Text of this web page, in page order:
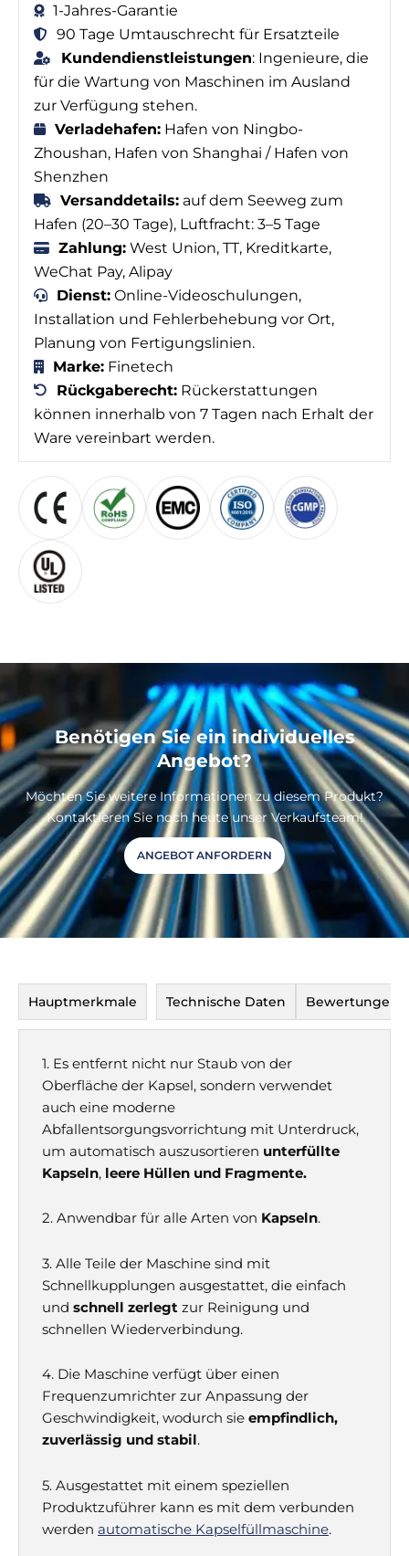
1-Jahres-Garantie
90 Tage Umtauschrecht für Ersatzteile
Kundendienstleistungen: Ingenieure, die
für die Wartung von Maschinen im Ausland
zur Verfügung stehen.
Verladehafen: Hafen von Ningbo-
Zhoushan, Hafen von Shanghai / Hafen von
Shenzhen
Versanddetails: auf dem Seeweg zum
Hafen (20–30 Tage), Luftfracht: 3–5 Tage
Zahlung: West Union, TT, Kreditkarte,
WeChat Pay, Alipay
Dienst: Online-Videoschulungen,
Installation und Fehlerbehebung vor Ort,
Planung von Fertigungslinien.
Marke: Finetech
Rückgaberecht: Rückerstattungen
können innerhalb von 7 Tagen nach Erhalt der
Ware vereinbart werden.
Benötigen Sie ein individuelles
Angebot?
Möchten Sie weitere Informationen zu diesem Produkt?
Kontaktieren Sie noch heute unser Verkaufsteam!
ANGEBOT ANFORDERN
Hauptmerkmale Technische Daten Bewertungen
1. Es entfernt nicht nur Staub von der
Oberfläche der Kapsel, sondern verwendet
auch eine moderne
Abfallentsorgungsvorrichtung mit Unterdruck,
um automatisch auszusortieren unterfüllte
Kapseln, leere Hüllen und Fragmente.
2. Anwendbar für alle Arten von Kapseln.
3. Alle Teile der Maschine sind mit
Schnellkupplungen ausgestattet, die einfach
und schnell zerlegt zur Reinigung und
schnellen Wiederverbindung.
4. Die Maschine verfügt über einen
Frequenzumrichter zur Anpassung der
Geschwindigkeit, wodurch sie empfindlich,
zuverlässig und stabil.
5. Ausgestattet mit einem speziellen
Produktzuführer kann es mit dem verbunden
werden automatische Kapselfüllmaschine.